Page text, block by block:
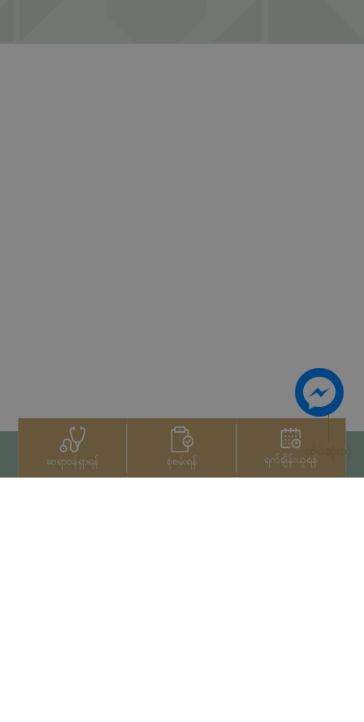
ဆရာဝန်ရှာရန် စုံစမ်းရန် ရက်ချိန်းယူရန်ထိပ်ဆုံးသို့